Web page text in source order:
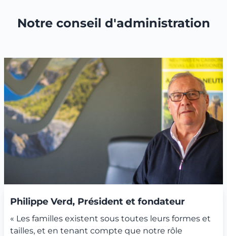
Notre conseil d'administration
Philippe Verd, Président et fondateur
« Les familles existent sous toutes leurs formes et
tailles, et en tenant compte que notre rôle